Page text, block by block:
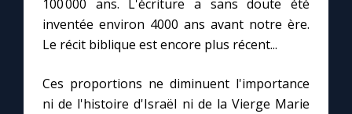
Questions-réponses
Prier au quotidien
100 000 ans. L'écriture a sans doute été
inventée environ 4000 ans avant notre ère.
Le récit biblique est encore plus récent...
Ces proportions ne diminuent l'importance
ni de l'histoire d'Israël ni de la Vierge Marie